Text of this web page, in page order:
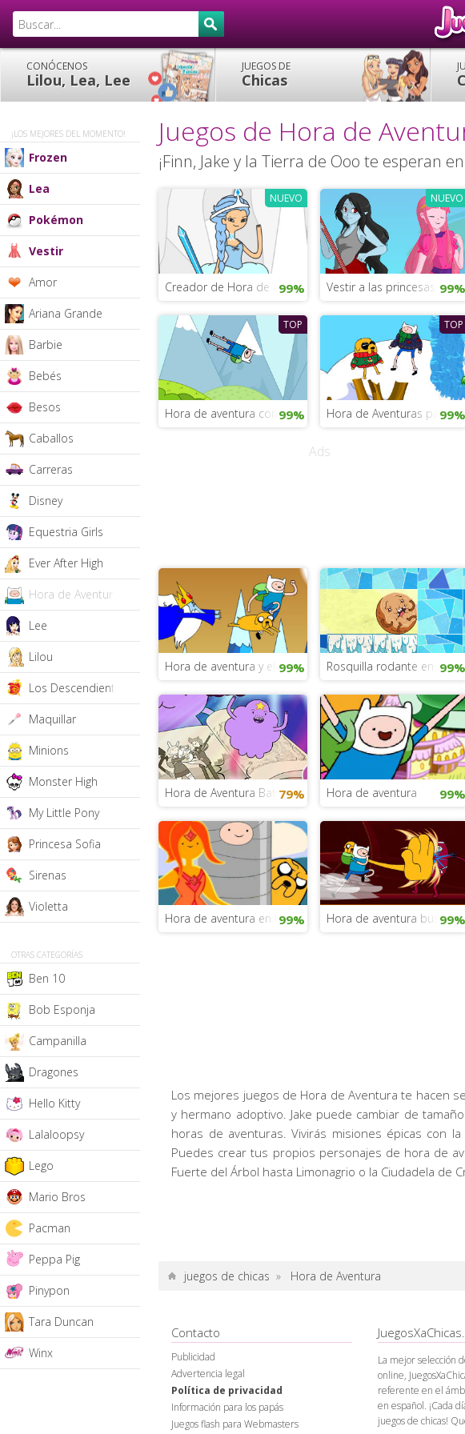
CONÓCENOS
Lilou, Lea, Lee
JUEGOS DE
Chicas
¡LOS MEJORES DEL MOMENTO!
Frozen
Lea
Pokémon
Vestir
Amor
Ariana Grande
Barbie
Bebés
Besos
Caballos
Carreras
Disney
Equestria Girls
Ever After High
Hora de Aventura
Lee
Lilou
Los Descendientes
Maquillar
Minions
Monster High
My Little Pony
Princesa Sofia
Sirenas
Violetta
OTRAS CATEGORÍAS
Ben 10
Bob Esponja
Campanilla
Dragones
Hello Kitty
Lalaloopsy
Lego
Mario Bros
Pacman
Peppa Pig
Pinypon
Tara Duncan
Winx
Juegos de Hora de
¡Finn, Jake y la Tierra de Ooo te esperan
NUEVO
Creador de Hora de aventura
99%
NUEVO
Vestir a las princesas de99%
TOP
Hora de aventura con Finn Saltarín
99%
TOP
Hora de Aventuras para 2
99%
Ads
Hora de aventura y el Rey Helado
99% Rosquilla rodante en 99%
Hora de Aventura Battle Party
79% Hora de aventura 99%
Hora de aventura en llamas
99% Hora de aventura 99%
Los mejores juegos de Hora de Aventura te hacen
y hermano adoptivo. Jake puede cambiar de
horas de aventuras. Vivirás misiones épicas con la
Puedes crear tus propios personajes de hora de
Fuerte del Árbol hasta Limonagrio o la Ciudadela de
juegos de chicas » Hora de Aventura
Contacto
Publicidad
Advertencia legal
Política de privacidad
Información para los papás
Juegos flash para Webmasters
La mejor selección
online,
referente en el
en español. ¡Cada
juegos de chicas!